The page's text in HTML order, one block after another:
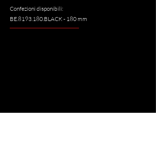
Confezioni disponibili:
BE.8193.180.BLACK - 180 mm